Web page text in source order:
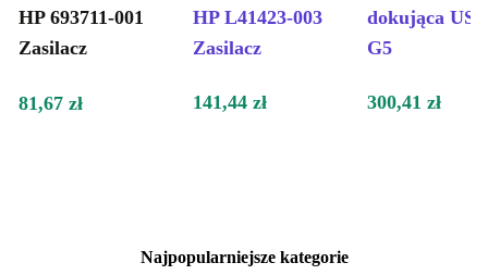
HP 693711-001
Zasilacz
HP L41423-003
Zasilacz
dokująca
G5
81,67 zł 141,44 zł 300,41 zł
Najpopularniejsze kategorie